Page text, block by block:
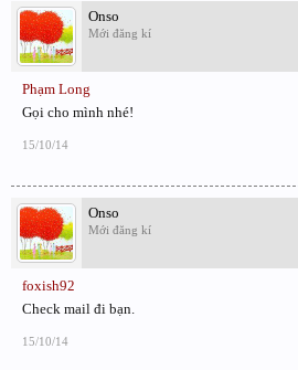
Onso
Mới đăng kí
Phạm Long
Gọi cho mình nhé!
15/10/14
Onso
Mới đăng kí
foxish92
Check mail đi bạn.
15/10/14